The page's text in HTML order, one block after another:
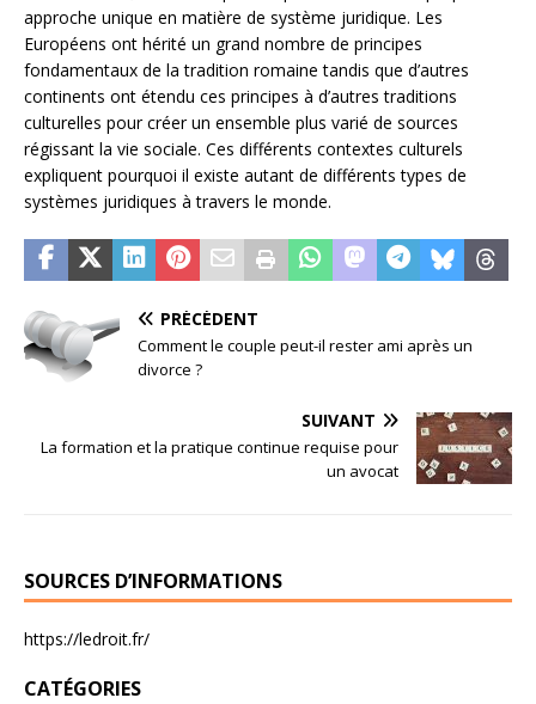
approche unique en matière de système juridique. Les
Européens ont hérité un grand nombre de principes
fondamentaux de la tradition romaine tandis que d’autres
continents ont étendu ces principes à d’autres traditions
culturelles pour créer un ensemble plus varié de sources
régissant la vie sociale. Ces différents contextes culturels
expliquent pourquoi il existe autant de différents types de
systèmes juridiques à travers le monde.
PRÉCÉDENT
Comment le couple peut-il rester ami après un
divorce ?
SUIVANT
La formation et la pratique continue requise pour
un avocat
SOURCES D’INFORMATIONS
https://ledroit.fr/
CATÉGORIES